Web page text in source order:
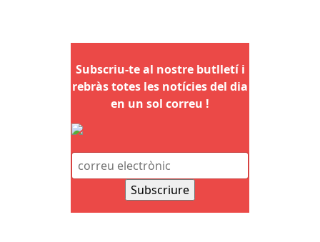
Subscriu-te al nostre butlletí i
rebràs totes les notícies del dia
en un sol correu !